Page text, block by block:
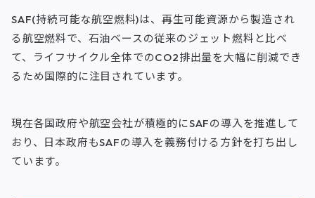
SAF(持続可能な航空燃料)は、再生可能資源から製造され
る航空燃料で、石油ベースの従来のジェット燃料と比べ
て、ライフサイクル全体でのCO2排出量を大幅に削減でき
るため国際的に注目されています。
現在各国政府や航空会社が積極的にSAFの導入を推進して
おり、日本政府もSAFの導入を義務付ける方針を打ち出し
ています。